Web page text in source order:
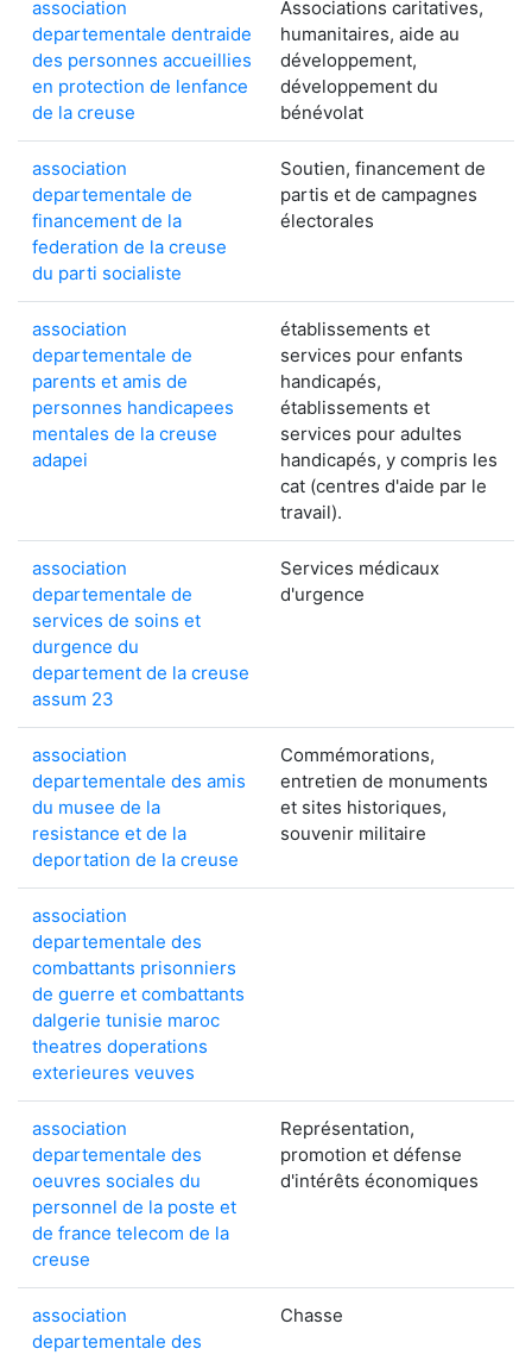
association
departementale dentraide
des personnes accueillies
en protection de lenfance
de la creuse
Associations caritatives,
humanitaires, aide au
développement,
développement du
bénévolat
association
departementale de
financement de la
federation de la creuse
du parti socialiste
Soutien, financement de
partis et de campagnes
électorales
association
departementale de
parents et amis de
personnes handicapees
mentales de la creuse
adapei
établissements et
services pour enfants
handicapés,
établissements et
services pour adultes
handicapés, y compris les
cat (centres d'aide par le
travail).
association
departementale de
services de soins et
durgence du
departement de la creuse
assum 23
Services médicaux
d'urgence
association
departementale des amis
du musee de la
resistance et de la
deportation de la creuse
Commémorations,
entretien de monuments
et sites historiques,
souvenir militaire
association
departementale des
combattants prisonniers
de guerre et combattants
dalgerie tunisie maroc
theatres doperations
exterieures veuves
association
departementale des
oeuvres sociales du
personnel de la poste et
de france telecom de la
creuse
Représentation,
promotion et défense
d'intérêts économiques
association
departementale des
Chasse